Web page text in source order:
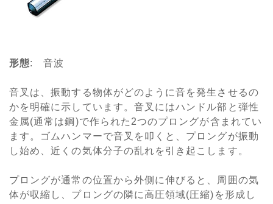
形態: 音波
音叉は、振動する物体がどのように音を発生させるの
かを明確に示しています。音叉にはハンドル部と弾性
金属(通常は鋼)で作られた2つのプロングが含まれてい
ます。ゴムハンマーで音叉を叩くと、プロングが振動
し始め、近くの気体分子の乱れを引き起こします。
プロングが通常の位置から外側に伸びると、周囲の気
体が収縮し、プロングの隣に高圧領域(圧縮)を形成し